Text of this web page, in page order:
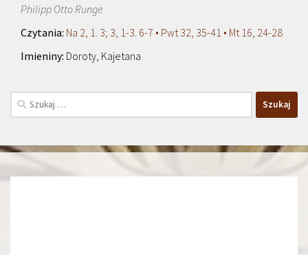
Philipp Otto Runge
Na 2, 1. 3; 3, 1-3. 6-7 • Pwt 32, 35-41 • Mt 16, 24-28
Doroty, Kajetana
Szukaj: